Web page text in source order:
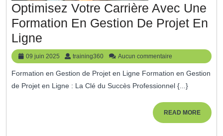
Optimisez Votre Carrière Avec Une
Formation En Gestion De Projet En
Ligne
Votre
Carrière
Avec
09 juin 2025
09
juin
2025
training360 training360
Aucun commentaire
Formation en Gestion de Projet en Ligne Formation en Gestion
de Projet en Ligne : La Clé du Succès Professionnel {...}
READ MOREREAD
MORE